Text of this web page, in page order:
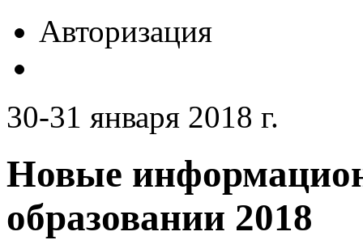
Авторизация
30-31 января 2018 г.
Новые
образовании 2018